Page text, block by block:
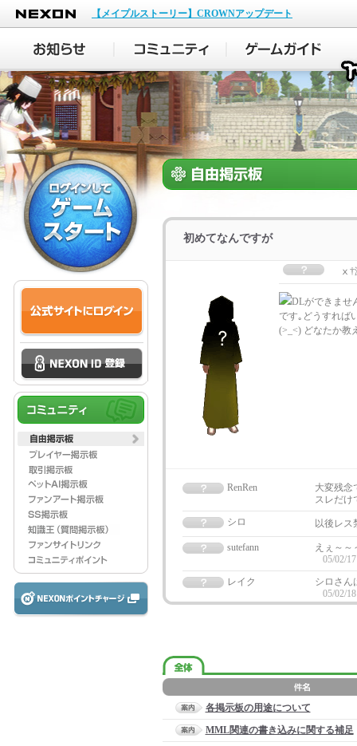
NEXON
【メイプルストーリー】CROWNアップデート
初めてなんですが
ⅹ†
DLができませ
です｡どうすれば
(>_<) どなたか教
RenRen
大変残念
スレだけ
シロ
以後レス
sutefann
えぇ～～
05/02/
レイク
シロさん
05/02/
各掲示板の用途について
MML関連の書き込みに関する補足